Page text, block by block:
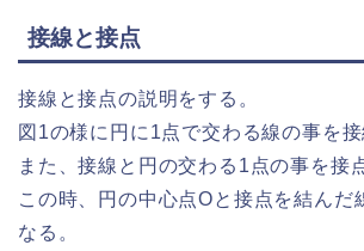
接線と接点
接線と接点の説明をする。
図1の様に円に1点で交わる線の事を接
また、接線と円の交わる1点の事を接
この時、円の中心点Oと接点を結んだ
なる。